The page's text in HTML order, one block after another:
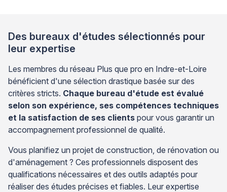
Des bureaux d'études sélectionnés pour
leur expertise
Les membres du réseau Plus que pro en Indre-et-Loire
bénéficient d'une sélection drastique basée sur des
critères stricts. Chaque bureau d'étude est évalué
selon son expérience, ses compétences techniques
et la satisfaction de ses clients pour vous garantir un
accompagnement professionnel de qualité.
Vous planifiez un projet de construction, de rénovation ou
d'aménagement ? Ces professionnels disposent des
qualifications nécessaires et des outils adaptés pour
réaliser des études précises et fiables. Leur expertise